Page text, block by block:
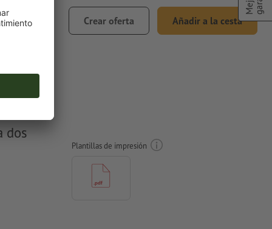
€ 53,85 Crear oferta Añadir a la cesta
dos
Plantillas de impresión